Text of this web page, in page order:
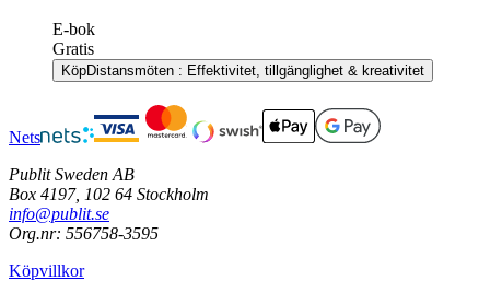
E-bok
Gratis
KöpDistansmöten : Effektivitet, tillgänglighet & kreativitet
Nets
Publit Sweden AB
Box 4197, 102 64 Stockholm
info@publit.se
Org.nr: 556758-3595
Köpvillkor